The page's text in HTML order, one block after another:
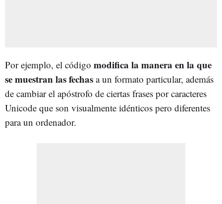
Por ejemplo, el código modifica la manera en la que
se muestran las fechas a un formato particular, además
de cambiar el apóstrofo de ciertas frases por caracteres
Unicode que son visualmente idénticos pero diferentes
para un ordenador.